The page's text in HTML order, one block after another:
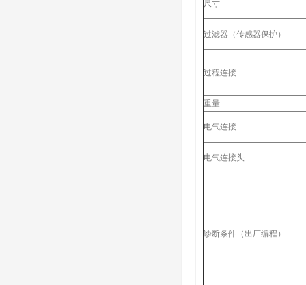
尺寸
过滤器（传感器保护）
过程连接
重量
电气连接
电气连接头
诊断条件（出厂编程）